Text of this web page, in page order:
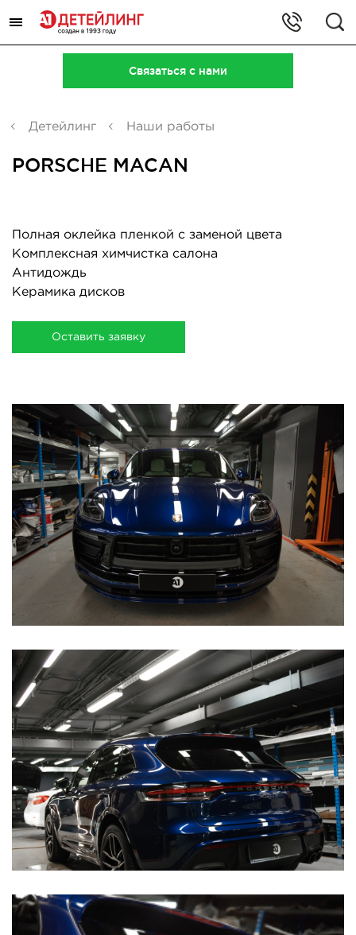
м. Крылатское, ул. Осенняя, 23
+7 (495) 323-93-46
Перейти в контакты
Связаться с нами
Детейлинг Наши работы
PORSCHE MACAN
Полная оклейка пленкой с заменой цвета
Комплексная химчистка салона
Антидождь
Керамика дисков
Оставить заявку